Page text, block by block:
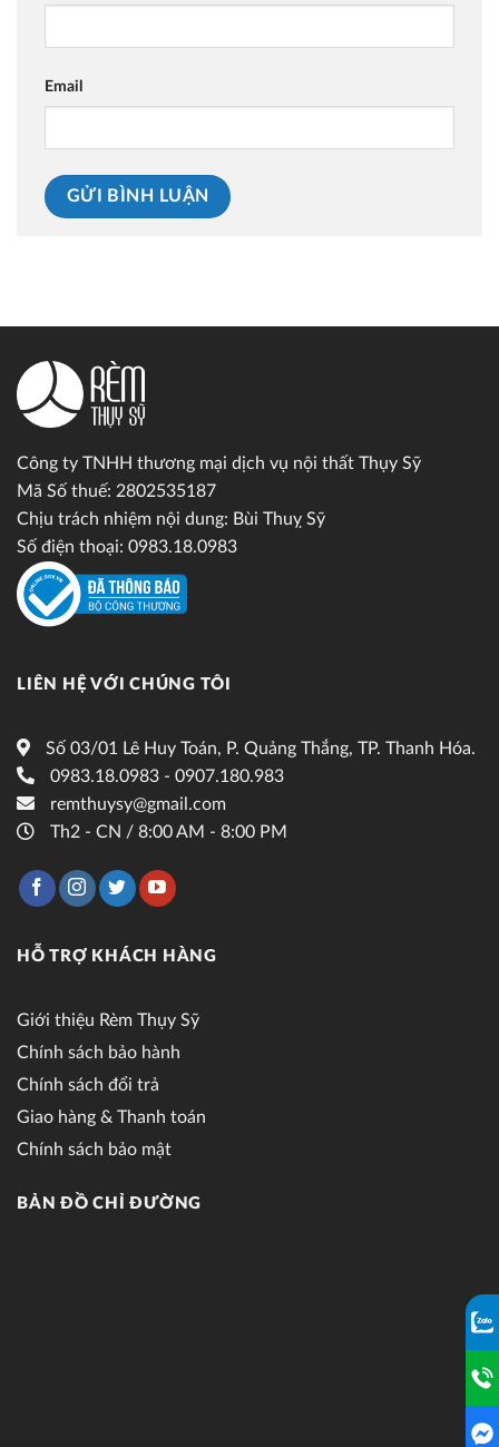
Email
Công ty TNHH thương mại dịch vụ nội thất Thụy Sỹ
Mã Số thuế: 2802535187
Chịu trách nhiệm nội dung: Bùi Thuỵ Sỹ
Số điện thoại: 0983.18.0983
LIÊN HỆ VỚI CHÚNG TÔI
Số 03/01 Lê Huy Toán, P. Quảng Thắng, TP. Thanh Hóa.
0983.18.0983 - 0907.180.983
remthuysy@gmail.com
Th2 - CN / 8:00 AM - 8:00 PM
HỖ TRỢ KHÁCH HÀNG
Giới thiệu Rèm Thụy Sỹ
Chính sách bảo hành
Chính sách đổi trả
Giao hàng & Thanh toán
Chính sách bảo mật
BẢN ĐỒ CHỈ ĐƯỜNG